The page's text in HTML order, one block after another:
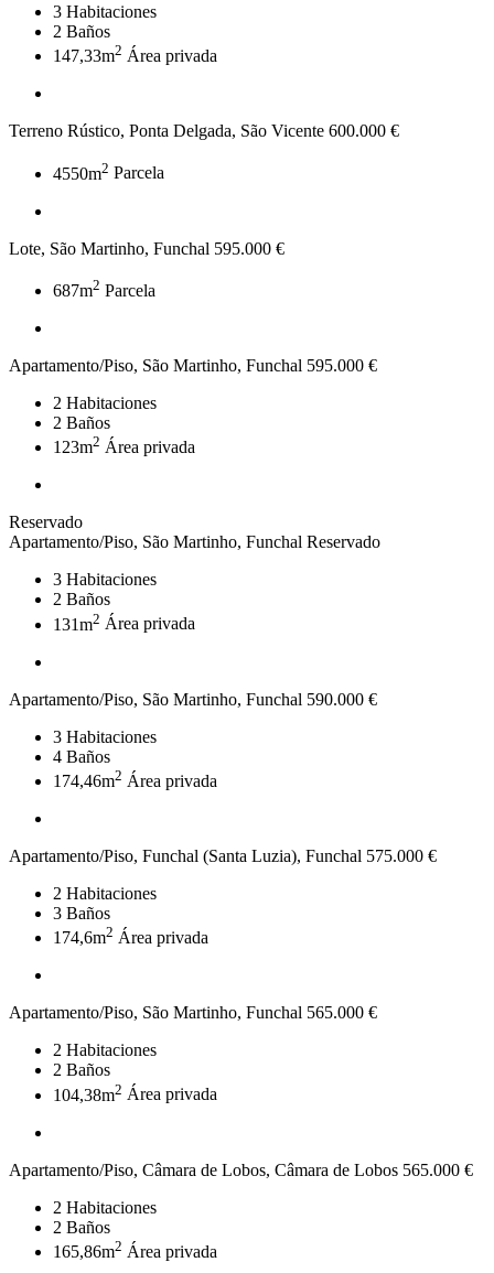
3 Habitaciones
2 Baños
147,33m2 Área privada
Terreno Rústico, Ponta Delgada, São Vicente 600.000 €
4550m2 Parcela
Lote, São Martinho, Funchal 595.000 €
687m2 Parcela
Apartamento/Piso, São Martinho, Funchal 595.000 €
2 Habitaciones
2 Baños
123m2 Área privada
Reservado
Apartamento/Piso, São Martinho, Funchal Reservado
3 Habitaciones
2 Baños
131m2 Área privada
Apartamento/Piso, São Martinho, Funchal 590.000 €
3 Habitaciones
4 Baños
174,46m2 Área privada
Apartamento/Piso, Funchal (Santa Luzia), Funchal 575.000 €
2 Habitaciones
3 Baños
174,6m2 Área privada
Apartamento/Piso, São Martinho, Funchal 565.000 €
2 Habitaciones
2 Baños
104,38m2 Área privada
Apartamento/Piso, Câmara de Lobos, Câmara de Lobos 565.000 €
2 Habitaciones
2 Baños
165,86m2 Área privada